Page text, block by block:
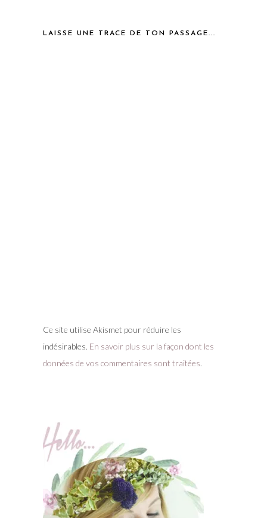
LAISSE UNE TRACE DE TON PASSAGE...
Ce site utilise Akismet pour réduire les
indésirables. En savoir plus sur la façon dont les
données de vos commentaires sont traitées.